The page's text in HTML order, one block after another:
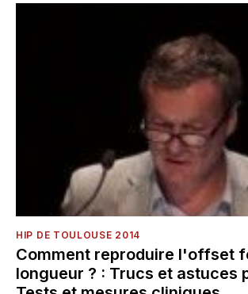
HIP DE TOULOUSE 2014
Comment reproduire l'offset
longueur ? : Trucs et astuces